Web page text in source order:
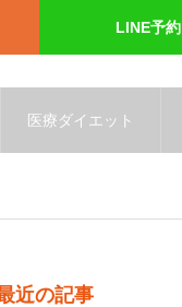
LINE予約
医療ダイエット
近の記事